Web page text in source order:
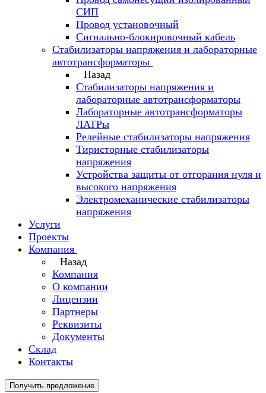
СИП
Провод установочный
Сигнально-блокировочный кабель
Стабилизаторы напряжения и лабораторные
автотрансформаторы
Назад
Стабилизаторы напряжения и
лабораторные автотрансформаторы
Лабораторные автотрансформаторы
ЛАТРы
Релейные стабилизаторы напряжения
Тиристорные стабилизаторы
напряжения
Устройства защиты от отгорания нуля и
высокого напряжения
Электромеханические стабилизаторы
напряжения
Услуги
Проекты
Компания
Назад
Компания
О компании
Лицензии
Партнеры
Реквизиты
Документы
Склад
Контакты
Получить предложение